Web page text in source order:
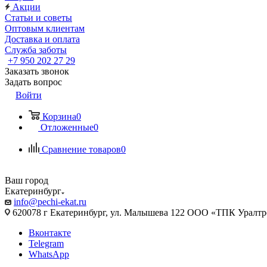
Акции
Статьи и советы
Оптовым клиентам
Доставка и оплата
Служба заботы
+7 950 202 27 29
Заказать звонок
Задать вопрос
Войти
Корзина0
Отложенные0
Сравнение товаров0
Ваш город
Екатеринбург
info@pechi-ekat.ru
620078 г Екатеринбург, ул. Малышева 122 ООО «ТПК
Вконтакте
Telegram
WhatsApp